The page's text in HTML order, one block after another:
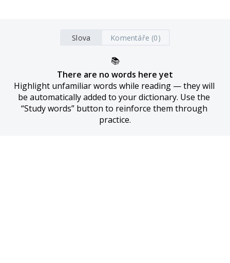
Slova Komentáře (0)
📚
There are no words here yet
Highlight unfamiliar words while reading — they will
be automatically added to your dictionary. Use the
“Study words” button to reinforce them through
practice.